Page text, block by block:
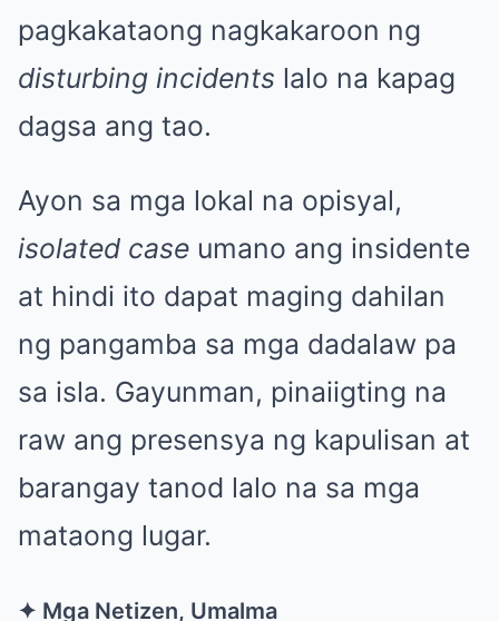
pagkakataong nagkakaroon ng
disturbing incidents lalo na kapag
dagsa ang tao.
Ayon sa mga lokal na opisyal,
isolated case umano ang insidente
at hindi ito dapat maging dahilan
ng pangamba sa mga dadalaw pa
sa isla. Gayunman, pinaiigting na
raw ang presensya ng kapulisan at
barangay tanod lalo na sa mga
mataong lugar.
✦ Mga Netizen, Umalma